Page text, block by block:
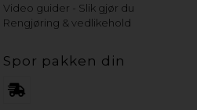
Video guider - Slik gjør du
Rengjøring & vedlikehold
Spor pakken din